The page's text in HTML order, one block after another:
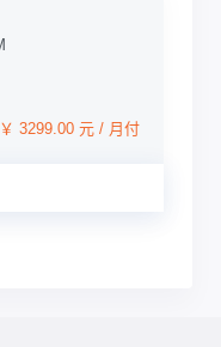
￥ 3299.00 元 / 月付